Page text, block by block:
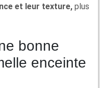
et leur texture, plus
enceinte